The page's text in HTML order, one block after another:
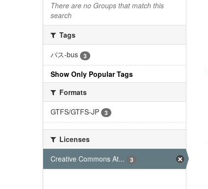
There are no Groups that match this
search
Tags
バス-bus
3
Show Only Popular Tags
Formats
GTFS/GTFS-JP
3
Licenses
Creative Commons At...
3